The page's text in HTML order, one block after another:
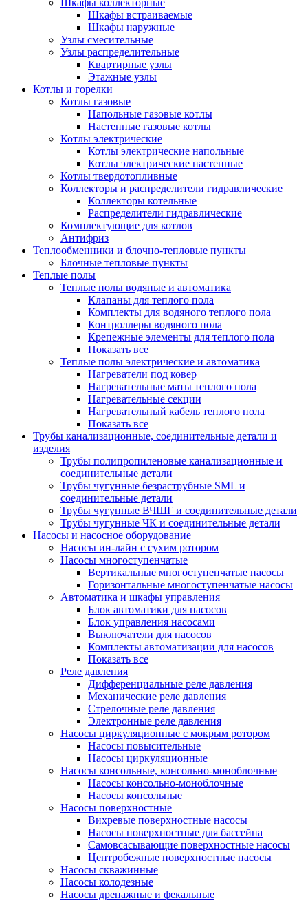
Шкафы коллекторные
Шкафы встраиваемые
Шкафы наружные
Узлы смесительные
Узлы распределительные
Квартирные узлы
Этажные узлы
Котлы и горелки
Котлы газовые
Напольные газовые котлы
Настенные газовые котлы
Котлы электрические
Котлы электрические напольные
Котлы электрические настенные
Котлы твердотопливные
Коллекторы и распределители гидравлические
Коллекторы котельные
Распределители гидравлические
Комплектующие для котлов
Антифриз
Теплообменники и блочно-тепловые пункты
Блочные тепловые пункты
Теплые полы
Теплые полы водяные и автоматика
Клапаны для теплого пола
Комплекты для водяного теплого пола
Контроллеры водяного пола
Крепежные элементы для теплого пола
Показать все
Теплые полы электрические и автоматика
Нагреватели под ковер
Нагревательные маты теплого пола
Нагревательные секции
Нагревательный кабель теплого пола
Показать все
Трубы канализационные, соединительные детали и
изделия
Трубы полипропиленовые канализационные и
соединительные детали
Трубы чугунные безраструбные SML и
соединительные детали
Трубы чугунные ВЧШГ и соединительные детали
Трубы чугунные ЧК и соединительные детали
Насосы и насосное оборудование
Насосы ин-лайн с сухим ротором
Насосы многоступенчатые
Вертикальные многоступенчатые насосы
Горизонтальные многоступенчатые насосы
Автоматика и шкафы управления
Блок автоматики для насосов
Блок управления насосами
Выключатели для насосов
Комплекты автоматизации для насосов
Показать все
Реле давления
Дифференциальные реле давления
Механические реле давления
Стрелочные реле давления
Электронные реле давления
Насосы циркуляционные с мокрым ротором
Насосы повысительные
Насосы циркуляционные
Насосы консольные, консольно-моноблочные
Насосы консольно-моноблочные
Насосы консольные
Насосы поверхностные
Вихревые поверхностные насосы
Насосы поверхностные для бассейна
Самовсасывающие поверхностные насосы
Центробежные поверхностные насосы
Насосы скважинные
Насосы колодезные
Насосы дренажные и фекальные